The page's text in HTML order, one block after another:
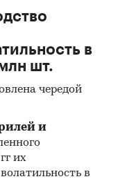
мес. 33
мес. ***
рынка
около
году объем
в
шт.
чередой
и
их
в